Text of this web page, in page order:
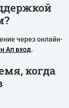
через онлайн-
Ап вход.
когда